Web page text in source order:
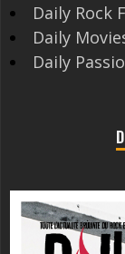
Daily Rock
Daily
Daily